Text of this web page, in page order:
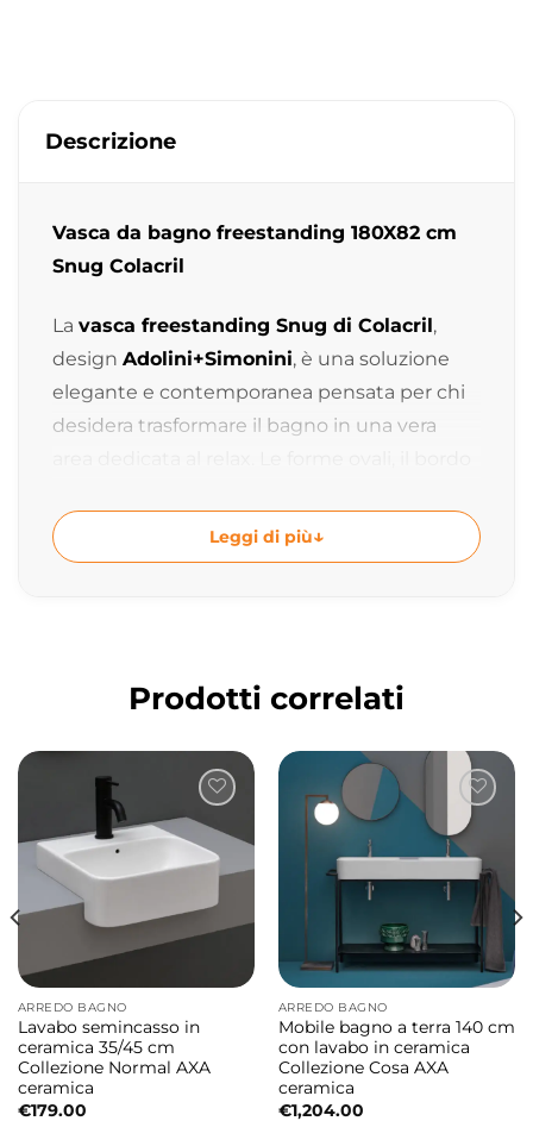
Descrizione
Vasca da bagno freestanding 180X82 cm
Snug Colacril
La vasca freestanding Snug di Colacril,
design Adolini+Simonini, è una soluzione
elegante e contemporanea pensata per chi
desidera trasformare il bagno in una vera
un perfetto equilibrio tra comfort, design e
funzionalità.
ampio e accogliente che invita
all’immersione completa e al benessere
quotidiano.
Design firmato Adolini+Simonini
Le linee morbide e avvolgenti della vasca
Snug interpretano il concetto di benessere
attraverso forme essenziali e
contemporanee. La silhouette ovale e il
bordo sottile di soli 25 mm conferiscono
leggerezza visiva e raffinatezza estetica,
rendendo la vasca protagonista
dell’ambiente bagno.
Leggi di più
Prodotti correlati
ARREDO BAGNO
Lavabo semincasso in
ceramica 35/45 cm
Collezione Normal AXA
ceramica
€179.00
ARREDO BAGNO
Mobile bagno a terra 140 cm
con lavabo in ceramica
Collezione Cosa AXA
ceramica
€1,204.00